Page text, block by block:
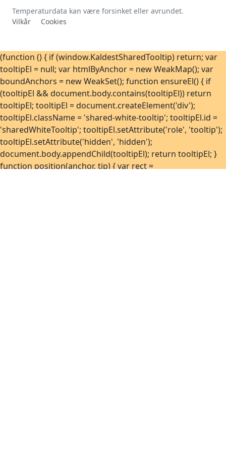
Temperaturdata kan være forsinket eller avrundet.
Vilkår
Cookies
(function () { if (window.KaldestSharedTooltip) return; var
tooltipEl = null; var htmlByAnchor = new WeakMap(); var
boundAnchors = new WeakSet(); function ensureEl() { if
(tooltipEl && document.body.contains(tooltipEl)) return
tooltipEl; tooltipEl = document.createElement('div');
tooltipEl.className = 'shared-white-tooltip'; tooltipEl.id =
'sharedWhiteTooltip'; tooltipEl.setAttribute('role', 'tooltip');
tooltipEl.setAttribute('hidden', 'hidden');
document.body.appendChild(tooltipEl); return tooltipEl; }
function position(anchor, tip) { var rect =